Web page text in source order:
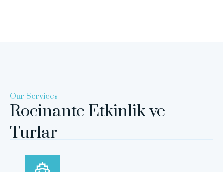
Our Services
Rocinante Etkinlik ve
Turlar